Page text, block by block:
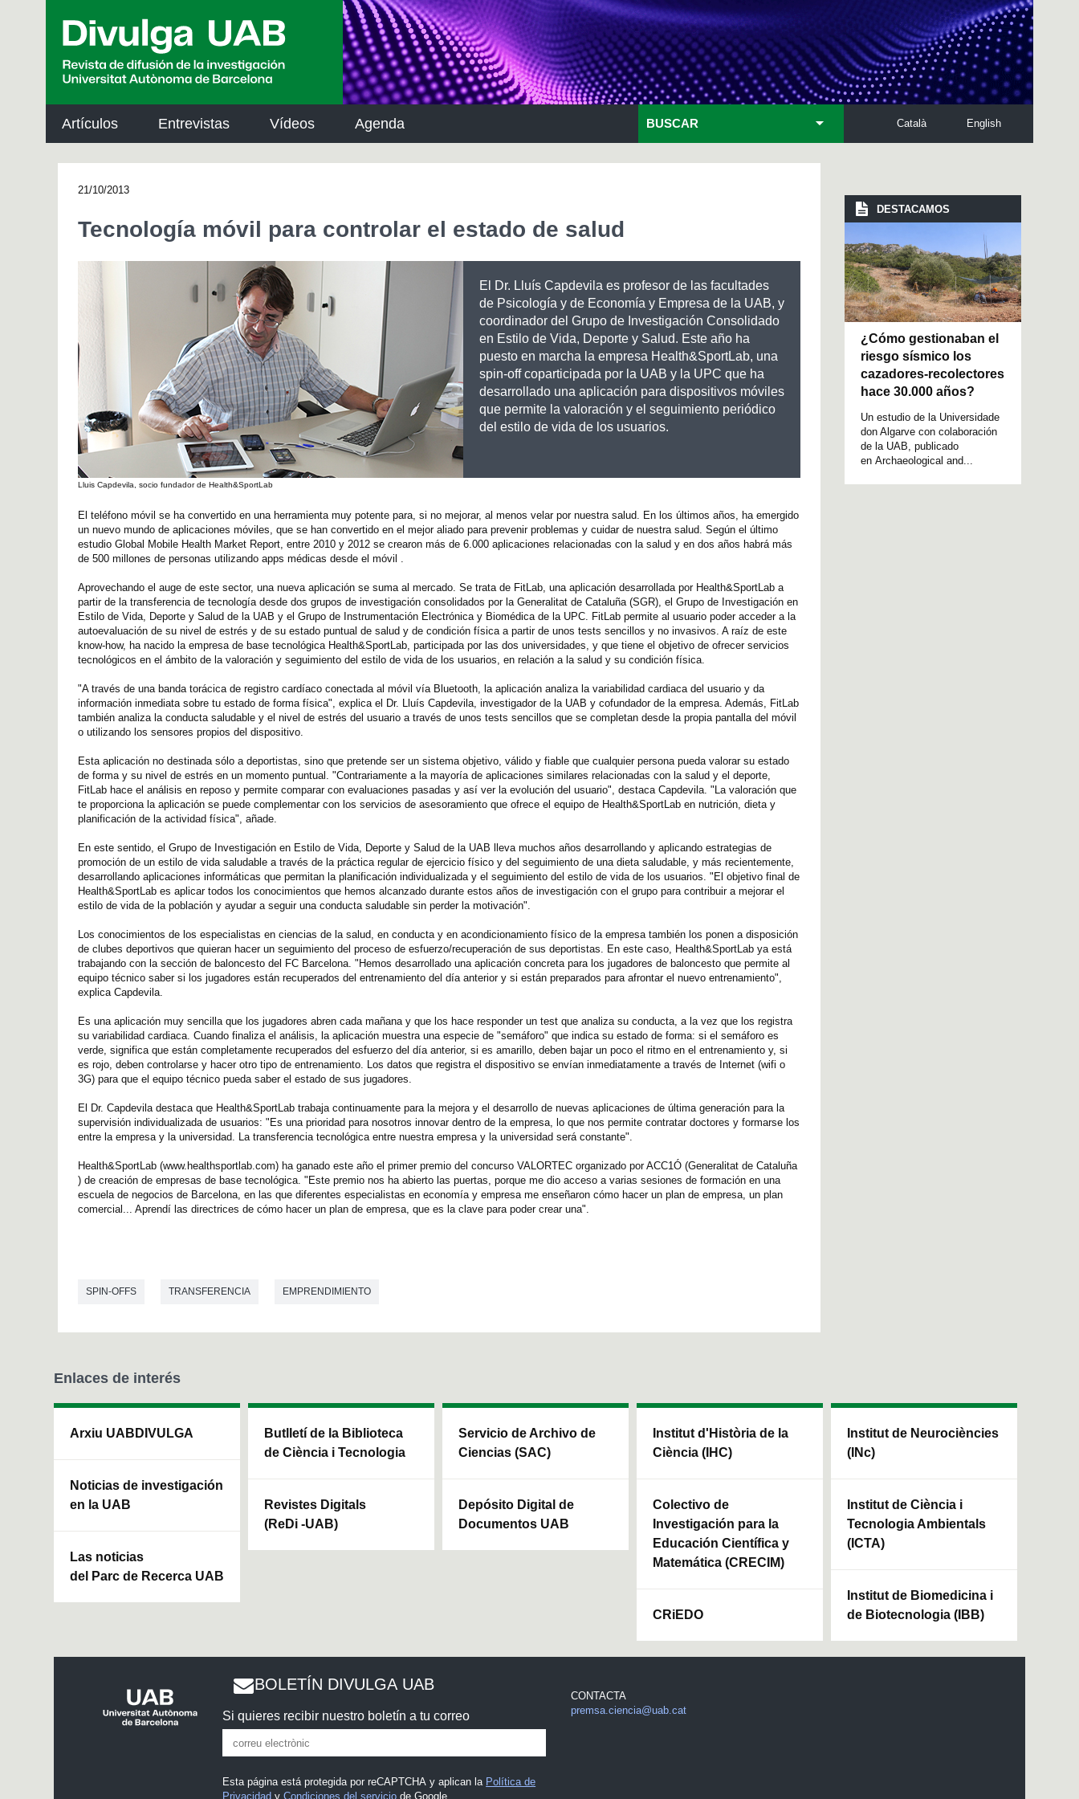
Artículos Entrevistas Vídeos Agenda English
Català
BUSCAR
21/10/2013
Tecnología móvil para controlar el estado de salud
El Dr. Lluís Capdevila es profesor de las facultades
de Psicología y de Economía y Empresa de la UAB, y
coordinador del Grupo de Investigación Consolidado
en Estilo de Vida, Deporte y Salud. Este año ha
puesto en marcha la empresa Health&SportLab, una
spin-off coparticipada por la UAB y la UPC que ha
desarrollado una aplicación para dispositivos móviles
que permite la valoración y el seguimiento periódico
del estilo de vida de los usuarios.
Lluis Capdevila, socio fundador de Health&SportLab
El teléfono móvil se ha convertido en una herramienta muy potente para, si no mejorar, al menos velar por nuestra salud. En los últimos años, ha emergido
un nuevo mundo de aplicaciones móviles, que se han convertido en el mejor aliado para prevenir problemas y cuidar de nuestra salud. Según el último
estudio Global Mobile Health Market Report, entre 2010 y 2012 se crearon más de 6.000 aplicaciones relacionadas con la salud y en dos años habrá más
de 500 millones de personas utilizando apps médicas desde el móvil .
Aprovechando el auge de este sector, una nueva aplicación se suma al mercado. Se trata de FitLab, una aplicación desarrollada por Health&SportLab a
partir de la transferencia de tecnología desde dos grupos de investigación consolidados por la Generalitat de Cataluña (SGR), el Grupo de Investigación en
Estilo de Vida, Deporte y Salud de la UAB y el Grupo de Instrumentación Electrónica y Biomédica de la UPC. FitLab permite al usuario poder acceder a la
autoevaluación de su nivel de estrés y de su estado puntual de salud y de condición física a partir de unos tests sencillos y no invasivos. A raíz de este
know-how, ha nacido la empresa de base tecnológica Health&SportLab, participada por las dos universidades, y que tiene el objetivo de ofrecer servicios
tecnológicos en el ámbito de la valoración y seguimiento del estilo de vida de los usuarios, en relación a la salud y su condición física.
"A través de una banda torácica de registro cardíaco conectada al móvil vía Bluetooth, la aplicación analiza la variabilidad cardiaca del usuario y da
información inmediata sobre tu estado de forma física", explica el Dr. Lluís Capdevila, investigador de la UAB y cofundador de la empresa. Además, FitLab
también analiza la conducta saludable y el nivel de estrés del usuario a través de unos tests sencillos que se completan desde la propia pantalla del móvil
o utilizando los sensores propios del dispositivo.
Esta aplicación no destinada sólo a deportistas, sino que pretende ser un sistema objetivo, válido y fiable que cualquier persona pueda valorar su estado
de forma y su nivel de estrés en un momento puntual. "Contrariamente a la mayoría de aplicaciones similares relacionadas con la salud y el deporte,
FitLab hace el análisis en reposo y permite comparar con evaluaciones pasadas y así ver la evolución del usuario", destaca Capdevila. "La valoración que
te proporciona la aplicación se puede complementar con los servicios de asesoramiento que ofrece el equipo de Health&SportLab en nutrición, dieta y
planificación de la actividad física", añade.
En este sentido, el Grupo de Investigación en Estilo de Vida, Deporte y Salud de la UAB lleva muchos años desarrollando y aplicando estrategias de
promoción de un estilo de vida saludable a través de la práctica regular de ejercicio físico y del seguimiento de una dieta saludable, y más recientemente,
desarrollando aplicaciones informáticas que permitan la planificación individualizada y el seguimiento del estilo de vida de los usuarios. "El objetivo final de
Health&SportLab es aplicar todos los conocimientos que hemos alcanzado durante estos años de investigación con el grupo para contribuir a mejorar el
estilo de vida de la población y ayudar a seguir una conducta saludable sin perder la motivación".
Los conocimientos de los especialistas en ciencias de la salud, en conducta y en acondicionamiento físico de la empresa también los ponen a disposición
de clubes deportivos que quieran hacer un seguimiento del proceso de esfuerzo/recuperación de sus deportistas. En este caso, Health&SportLab ya está
trabajando con la sección de baloncesto del FC Barcelona. "Hemos desarrollado una aplicación concreta para los jugadores de baloncesto que permite al
equipo técnico saber si los jugadores están recuperados del entrenamiento del día anterior y si están preparados para afrontar el nuevo entrenamiento",
explica Capdevila.
Es una aplicación muy sencilla que los jugadores abren cada mañana y que los hace responder un test que analiza su conducta, a la vez que los registra
su variabilidad cardiaca. Cuando finaliza el análisis, la aplicación muestra una especie de "semáforo" que indica su estado de forma: si el semáforo es
verde, significa que están completamente recuperados del esfuerzo del día anterior, si es amarillo, deben bajar un poco el ritmo en el entrenamiento y, si
es rojo, deben controlarse y hacer otro tipo de entrenamiento. Los datos que registra el dispositivo se envían inmediatamente a través de Internet (wifi o
3G) para que el equipo técnico pueda saber el estado de sus jugadores.
El Dr. Capdevila destaca que Health&SportLab trabaja continuamente para la mejora y el desarrollo de nuevas aplicaciones de última generación para la
supervisión individualizada de usuarios: "Es una prioridad para nosotros innovar dentro de la empresa, lo que nos permite contratar doctores y formarse los
entre la empresa y la universidad. La transferencia tecnológica entre nuestra empresa y la universidad será constante".
Health&SportLab (www.healthsportlab.com) ha ganado este año el primer premio del concurso VALORTEC organizado por ACC1Ó (Generalitat de Cataluña
) de creación de empresas de base tecnológica. "Este premio nos ha abierto las puertas, porque me dio acceso a varias sesiones de formación en una
escuela de negocios de Barcelona, en las que diferentes especialistas en economía y empresa me enseñaron cómo hacer un plan de empresa, un plan
comercial... Aprendí las directrices de cómo hacer un plan de empresa, que es la clave para poder crear una".
SPIN-OFFS TRANSFERENCIA EMPRENDIMIENTO
DESTACAMOS
¿Cómo gestionaban el
riesgo sísmico los
cazadores-recolectores
hace 30.000 años?
Un estudio de la Universidade
don Algarve con colaboración
de la UAB, publicado
en Archaeological and...
Enlaces de interés
Arxiu UABDIVULGA
Noticias de investigación
en la UAB
Las noticias
del Parc de Recerca UAB
Butlletí de la Biblioteca
de Ciència i Tecnologia
Revistes Digitals
(ReDi -UAB)
Servicio de Archivo de
Ciencias (SAC)
Depósito Digital de
Documentos UAB
Institut d'Història de la
Ciència (IHC)
Colectivo de
Investigación para la
Educación Científica y
Matemática (CRECIM)
CRiEDO
Institut de Neurociències
(INc)
Institut de Ciència i
Tecnologia Ambientals
(ICTA)
Institut de Biomedicina i
de Biotecnologia (IBB)
BOLETÍN DIVULGA UAB
Si quieres recibir nuestro boletín a tu correo
Esta página está protegida por reCAPTCHA y aplican la Política de
Privacidad yCondiciones del servicio de Google.
CONTACTA
premsa.ciencia@uab.cat